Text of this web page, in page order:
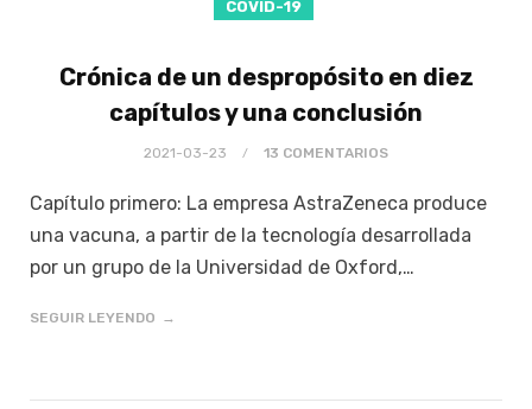
COVID-19
Crónica de un despropósito en diez
capítulos y una conclusión
2021-03-23 13 COMENTARIOS
Capítulo primero: La empresa AstraZeneca produce
una vacuna, a partir de la tecnología desarrollada
por un grupo de la Universidad de Oxford,…
SEGUIR LEYENDO